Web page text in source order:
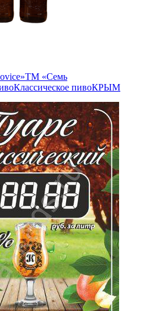
ТМ «Семь
Классическое пивоКРЫМ